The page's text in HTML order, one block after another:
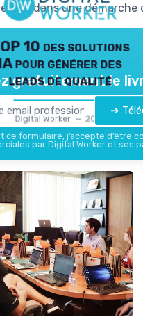
dans une démarche
10 des solutions
pour générer des
leads de qualité
Digital Worker — 2026
gratuitement le
➔
ce formulaire, j’accepte d’être
par Digital Worker et ses